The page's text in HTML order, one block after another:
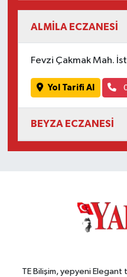
ALMİLA ECZANESİ
Fevzi Çakmak Mah.
Yol Tarifi Al
BEYZA ECZANESİ
TE Bilişim, yepyeni